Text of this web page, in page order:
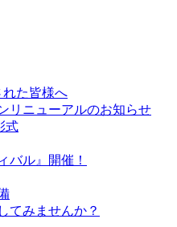
た皆様へ
リニューアルのお知らせ
式
バル』開催！
てみませんか？